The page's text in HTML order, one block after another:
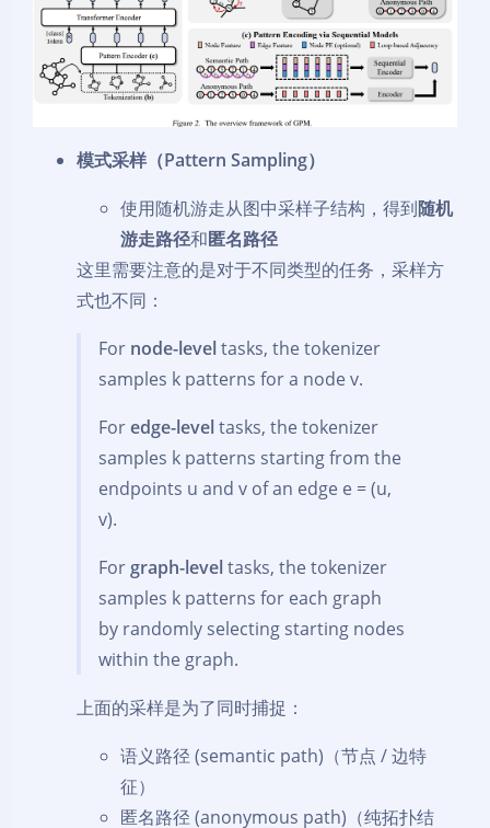
模式采样（Pattern Sampling）
使用随机游走从图中采样子结构，得到随机
游走路径和匿名路径
这里需要注意的是对于不同类型的任务，采样方
式也不同：
For node-leveltasks, the tokenizer
samples k patterns for a node v.
Foredge-leveltasks, the tokenizer
samples k patterns starting from the
endpoints u and v of an edge e = (u,
v).
For graph-leveltasks, the tokenizer
samples k patterns for each graph
by randomly selecting starting nodes
within the graph.
上面的采样是为了同时捕捉：
语义路径 (semantic path)（节点 / 边特
征）
匿名路径 (anonymous path)（纯拓扑结